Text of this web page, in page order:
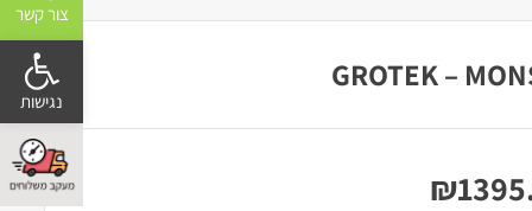
GROTEK –
₪
צור קשר
פתח